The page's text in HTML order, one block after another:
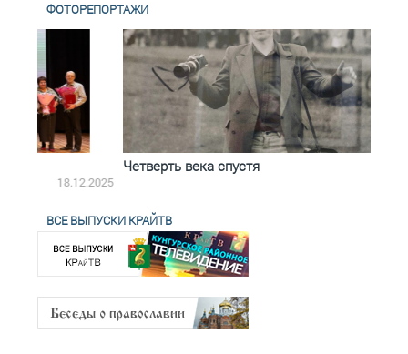
ФОТОРЕПОРТАЖИ
Четверть века спустя
ВСЕ ВЫПУСКИ КРАЙТВ